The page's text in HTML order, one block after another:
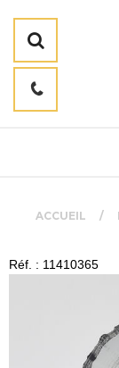
ACCUEIL
Réf. : 11410365